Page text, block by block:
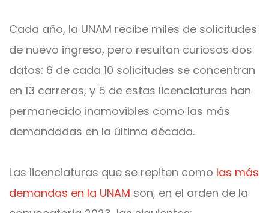
Cada año, la UNAM recibe miles de solicitudes
de nuevo ingreso, pero resultan curiosos dos
datos: 6 de cada 10 solicitudes se concentran
en 13 carreras, y 5 de estas licenciaturas han
permanecido inamovibles como las más
demandadas en la última década.
Las licenciaturas que se repiten como las más
demandas en la UNAM son, en el orden de la